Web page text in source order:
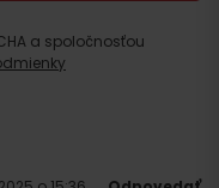
a spoločnosťou